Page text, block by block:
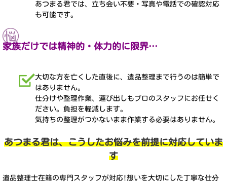
あつまる君では、立ち会い不要・写真や電話での確認対応
も可能です。
家族だけでは精神的・体力的に限界…
大切な方を亡くした直後に、遺品整理まで行うのは簡単で
はありません。
仕分けや整理作業、運び出しもプロのスタッフにお任せく
ださい。負担を軽減します。
気持ちの整理がつかないまま作業する必要はありません。
あつまる君は、こうしたお悩みを前提に対応していま
す
遺品整理士在籍の専門スタッフが対応!想いを大切にした丁寧な仕分